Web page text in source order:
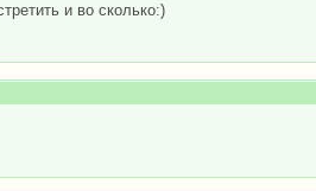
и во сколько:)